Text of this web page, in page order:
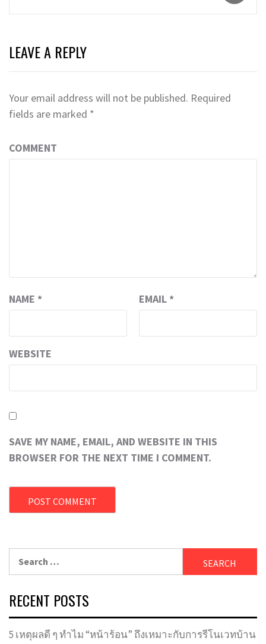
LEAVE A REPLY
Your email address will not be published. Required
fields are marked *
COMMENT
NAME * EMAIL *
WEBSITE
SAVE MY NAME, EMAIL, AND WEBSITE IN THIS
BROWSER FOR THE NEXT TIME I COMMENT.
RECENT POSTS
5 เหตุผลดี ๆ ทำไม “หน้าร้อน” ถึงเหมาะกับการรีโนเวทบ้าน